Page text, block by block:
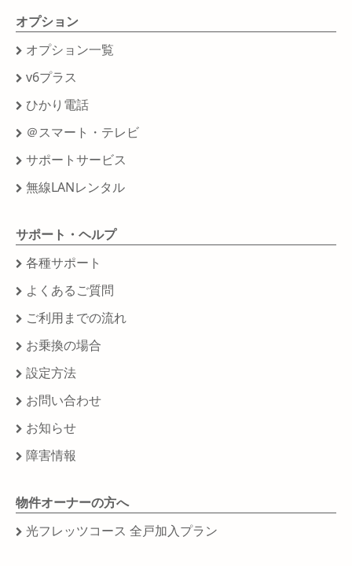
オプション
オプション一覧
v6プラス
ひかり電話
＠スマート・テレビ
サポートサービス
無線LANレンタル
サポート・ヘルプ
各種サポート
よくあるご質問
ご利用までの流れ
お乗換の場合
設定方法
お問い合わせ
お知らせ
障害情報
物件オーナーの方へ
光フレッツコース 全戸加入プラン